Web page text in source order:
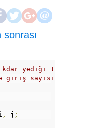
kdar yediği toplam
giriş sayısı
, j ;